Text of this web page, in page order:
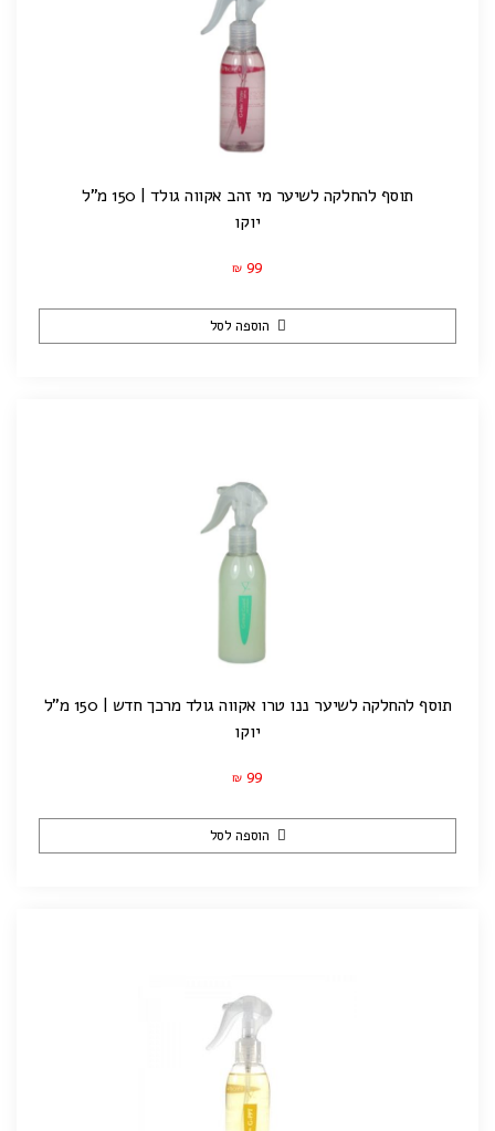
תוסף להחלקה לשיער מי זהב אקווה גולד | 150 מ"ל
יוקו
₪ 99
הוספה לסל
תוסף להחלקה לשיער ננו טרו אקווה גולד מרכך חדש | 150 מ"ל
יוקו
₪ 99
הוספה לסל